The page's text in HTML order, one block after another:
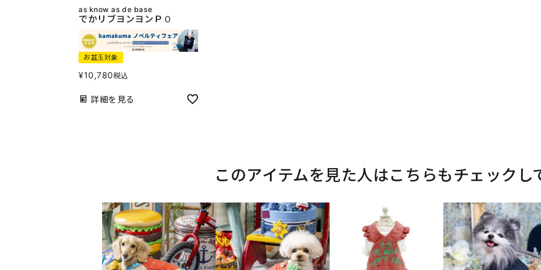
as know as de base
でかリブヨンヨンＰＯ
お盆玉対象
¥10,780税込
詳細を見る
このアイテムを見た人はこちらもチェックし